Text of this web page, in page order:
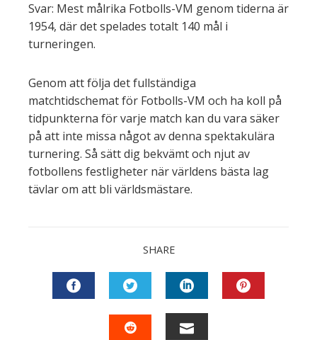
Svar: Mest målrika Fotbolls-VM genom tiderna är
1954, där det spelades totalt 140 mål i
turneringen.
Genom att följa det fullständiga
matchtidschemat för Fotbolls-VM och ha koll på
tidpunkterna för varje match kan du vara säker
på att inte missa något av denna spektakulära
turnering. Så sätt dig bekvämt och njut av
fotbollens festligheter när världens bästa lag
tävlar om att bli världsmästare.
SHARE
FACEBOOKTWITTERLINKEDIN